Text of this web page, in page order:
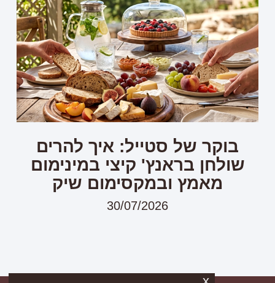
בוקר של סטייל: איך להרים
שולחן בראנץ' קיצי במינימום
מאמץ ובמקסימום שיק
30/07/2026